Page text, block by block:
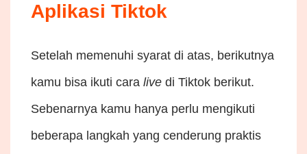
Aplikasi Tiktok
Setelah memenuhi syarat di atas, berikutnya
kamu bisa ikuti cara live di Tiktok berikut.
Sebenarnya kamu hanya perlu mengikuti
beberapa langkah yang cenderung praktis